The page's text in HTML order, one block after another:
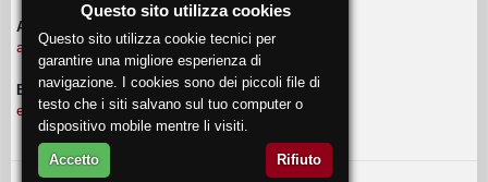
ADVERTISING
advertising@doctorwine.it
EVENTI
eventi@doctorwine.it
Questo sito utilizza cookies
Questo sito utilizza cookie tecnici per
garantire una migliore esperienza di
navigazione. I cookies sono dei piccoli file di
testo che i siti salvano sul tuo computer o
dispositivo mobile mentre li visiti.
Accetto Rifiuto